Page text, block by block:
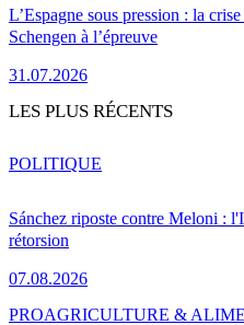
L’Espagne sous pression : la
Schengen à l’épreuve
31.07.2026
LES PLUS RÉCENTS
Sánchez riposte contre Meloni :
rétorsion
07.08.2026
POLITIQUE
PROAGRICULTURE &